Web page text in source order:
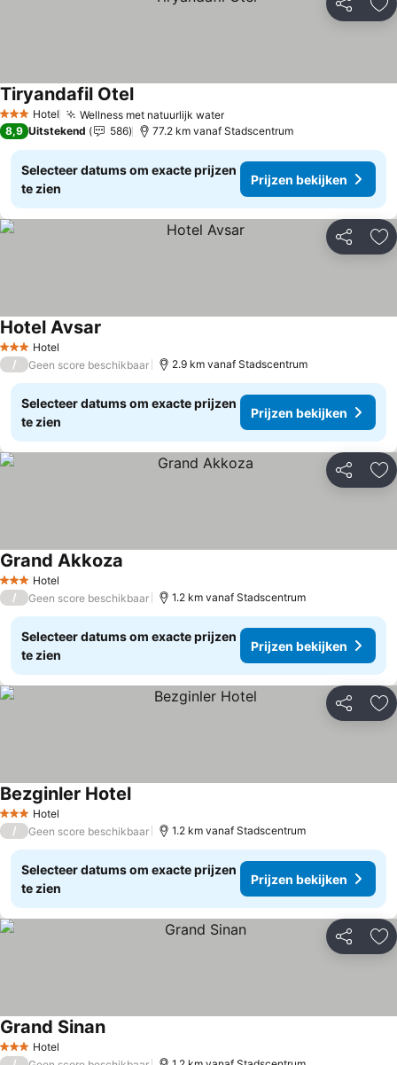
Delen
3 SterrenHotel Wellness met natuurlijk waterPrijzen bekijken
Tiryandafil OtelPrijzen bekijken
8,9 Uitstekend 586 77.2 km vanaf Stadscentrum
Selecteer datums om exacte prijzen
te zien
Prijzen bekijken
Delen
3 SterrenHotel
Hotel Avsar
/ Geen score beschikbaar 2.9 km vanaf Stadscentrum
Selecteer datums om exacte prijzen
te zien
Prijzen bekijken
Delen
3 SterrenHotel
Grand Akkoza
/ Geen score beschikbaar 1.2 km vanaf Stadscentrum
Selecteer datums om exacte prijzen
te zien
Prijzen bekijken
Delen
3 SterrenHotel
Bezginler HotelPrijzen bekijken
/ Geen score beschikbaar 1.2 km vanaf Stadscentrum
Selecteer datums om exacte prijzen
te zien
Prijzen bekijken
Delen
3 SterrenHotel
Grand SinanPrijzen bekijken